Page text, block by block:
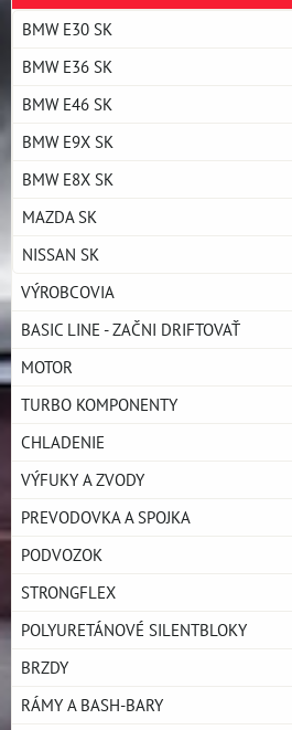
BMW E30 SK
BMW E36 SK
BMW E46 SK
BMW E9X SK
BMW E8X SK
MAZDA SK
NISSAN SK
VÝROBCOVIA
BASIC LINE - ZAČNI DRIFTOVAŤ
MOTOR
TURBO KOMPONENTY
CHLADENIE
VÝFUKY A ZVODY
PREVODOVKA A SPOJKA
PODVOZOK
STRONGFLEX
POLYURETÁNOVÉ SILENTBLOKY
BRZDY
RÁMY A BASH-BARY